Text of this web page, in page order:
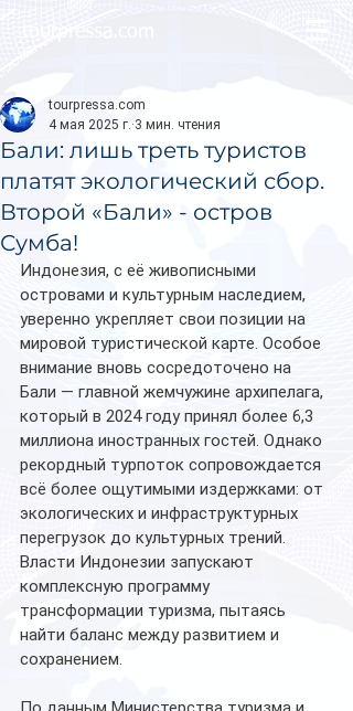
Бали: лишь треть туристов
платят экологический сбор.
Второй «Бали» - остров
Сумба!
tourpressa.com
4 мая 2025 г. 3 мин. чтения
Индонезия, с её живописными
островами и культурным наследием,
уверенно укрепляет свои позиции на
мировой туристической карте. Особое
внимание вновь сосредоточено на
Бали — главной жемчужине архипелага,
который в 2024 году принял более 6,3
миллиона иностранных гостей. Однако
рекордный турпоток сопровождается
всё более ощутимыми издержками: от
экологических и инфраструктурных
перегрузок до культурных трений.
Власти Индонезии запускают
комплексную программу
трансформации туризма, пытаясь
найти баланс между развитием и
сохранением.